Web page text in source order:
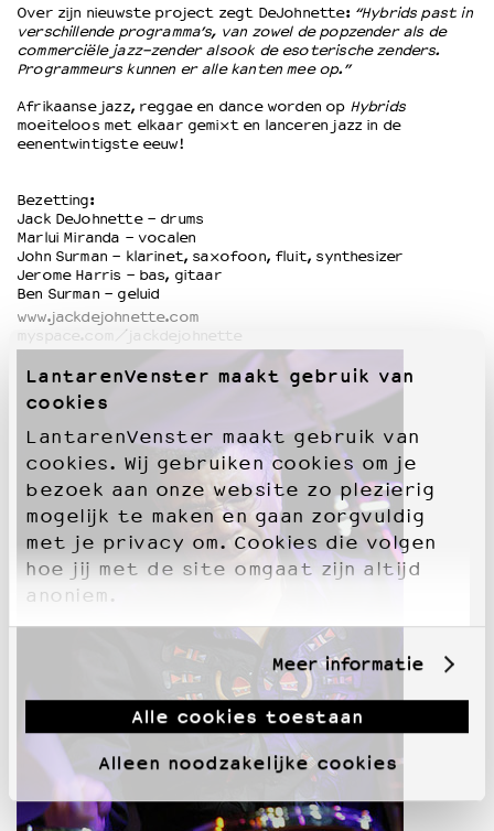
LantarenVenster maakt gebruik van
cookies
LantarenVenster maakt gebruik van
cookies. Wij gebruiken cookies om je
bezoek aan onze website zo plezierig
mogelijk te maken en gaan zorgvuldig
met je privacy om. Cookies die volgen
hoe jij met de site omgaat zijn altijd
anoniem.
Meer informatie
Alle cookies toestaan
Alleen noodzakelijke cookies
Culturele boycot Israël
Ruimte voor artistieke vrijheid – VNPF
Over zijn nieuwste project zegt DeJohnette: “Hybrids past in
verschillende programma’s, van zowel de popzender als de
commerciële jazz-zender alsook de esoterische zenders.
Programmeurs kunnen er alle kanten mee op.”
Afrikaanse jazz, reggae en dance worden op Hybrids
moeiteloos met elkaar gemixt en lanceren jazz in de
eenentwintigste eeuw!
Bezetting:
Jack DeJohnette - drums
Marlui Miranda - vocalen
John Surman - klarinet, saxofoon, fluit, synthesizer
Jerome Harris - bas, gitaar
Ben Surman - geluid
www.jackdejohnette.com
myspace.com/jackdejohnette